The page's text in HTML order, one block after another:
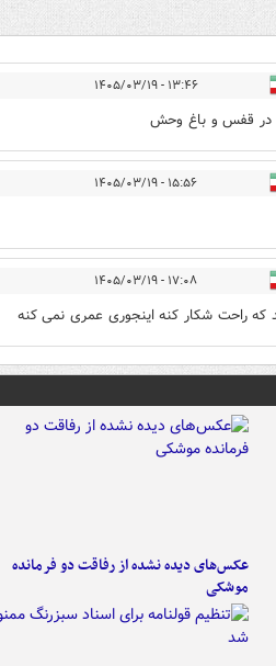
۱۳:۴۶ - ۱۴۰۵/۰۳/۱۹
در قفس و باغ وحش
۱۵:۵۶ - ۱۴۰۵/۰۳/۱۹
۱۷:۰۸ - ۱۴۰۵/۰۳/۱۹
که راحت شکار کنه اینجوری عمری نمی کنه
عکس‌های دیده نشده از رفاقت دو فرمانده‌
موشکی